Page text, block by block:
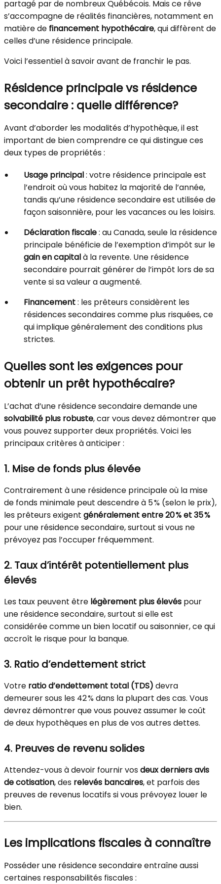
partagé par de nombreux Québécois. Mais ce rêve
s’accompagne de réalités financières, notamment en
matière de financement hypothécaire, qui diffèrent de
celles d’une résidence principale.
Voici l’essentiel à savoir avant de franchir le pas.
Résidence principale vs résidence
secondaire : quelle différence?
Avant d’aborder les modalités d’hypothèque, il est
important de bien comprendre ce qui distingue ces
deux types de propriétés :
Usage principal: votre résidence principale est
l’endroit où vous habitez la majorité de l’année,
tandis qu’une résidence secondaire est utilisée de
façon saisonnière, pour les vacances ou les loisirs.
Déclaration fiscale: au Canada, seule la résidence
principale bénéficie de l’exemption d’impôt sur le
gain en capitalà la revente. Une résidence
secondaire pourrait générer de l’impôt lors de sa
vente si sa valeur a augmenté.
Financement: les prêteurs considèrent les
résidences secondaires comme plus risquées, ce
qui implique généralement des conditions plus
strictes.
Quelles sont les exigences pour
obtenir un prêt hypothécaire?
L’achat d’une résidence secondaire demande une
solvabilité plus robuste, car vous devez démontrer que
vous pouvez supporter deux propriétés. Voici les
principaux critères à anticiper :
1. Mise de fonds plus élevée
Contrairement à une résidence principale où la mise
de fonds minimale peut descendre à 5 % (selon le prix),
les prêteurs exigent généralement entre 20 % et 35 %
pour une résidence secondaire, surtout si vous ne
prévoyez pas l’occuper fréquemment.
2. Taux d’intérêt potentiellement plus
élevés
Les taux peuvent être légèrement plus élevés pour
une résidence secondaire, surtout si elle est
considérée comme un bien locatif ou saisonnier, ce qui
accroît le risque pour la banque.
3. Ratio d’endettement strict
Votre ratio d’endettement total (TDS) devra
demeurer sous les 42 % dans la plupart des cas. Vous
devrez démontrer que vous pouvez assumer le coût
de deux hypothèques en plus de vos autres dettes.
4. Preuves de revenu solides
Attendez-vous à devoir fournir vosdeux derniers avis
de cotisation, des relevés bancaires, et parfois des
preuves de revenus locatifs si vous prévoyez louer le
bien.
Les implications fiscales à connaître
Posséder une résidence secondaire entraîne aussi
certaines responsabilités fiscales :